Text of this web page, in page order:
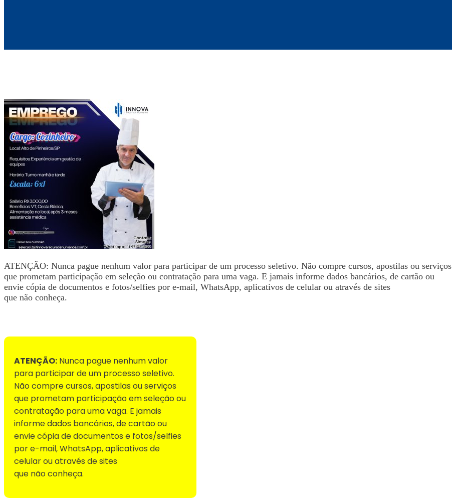
ATENÇÃO: Nunca pague nenhum valor para participar de um processo seletivo. Não compre cursos, apostilas ou serviços
que prometam participação em seleção ou contratação para uma vaga. E jamais informe dados bancários, de cartão ou
envie cópia de documentos e fotos/selfies por e-mail, WhatsApp, aplicativos de celular ou através de sites
que não conheça.
ATENÇÃO: Nunca pague nenhum valor
para participar de um processo seletivo.
Não compre cursos, apostilas ou serviços
que prometam participação em seleção ou
contratação para uma vaga. E jamais
informe dados bancários, de cartão ou
envie cópia de documentos e fotos/selfies
por e-mail, WhatsApp, aplicativos de
celular ou através de sites
que não conheça.